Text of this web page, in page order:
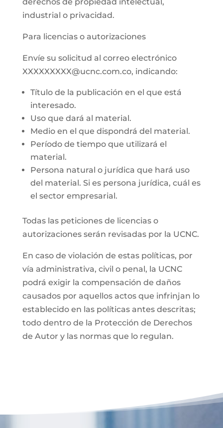
industrial o privacidad.
Para licencias o autorizaciones
Envíe su solicitud al correo electrónico
XXXXXXXXX@ucnc.com.co, indicando:
Título de la publicación en el que está
interesado.
Uso que dará al material.
Medio en el que dispondrá del material.
Período de tiempo que utilizará el
material.
Persona natural o jurídica que hará uso
del material. Si es persona jurídica, cuál es
el sector empresarial.
Todas las peticiones de licencias o
autorizaciones serán revisadas por la UCNC.
En caso de violación de estas políticas, por
vía administrativa, civil o penal, la UCNC
podrá exigir la compensación de daños
causados por aquellos actos que infrinjan lo
establecido en las políticas antes descritas;
todo dentro de la Protección de Derechos
de Autor y las normas que lo regulan.